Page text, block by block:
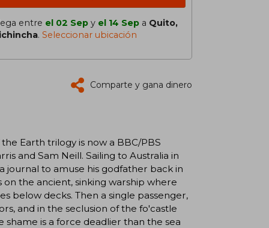
entre el 02 Sep y el 14 Sep a Quito,
. Seleccionar ubicación
Comparte y gana dinero
Earth trilogy is now a BBC/PBS
and Sam Neill. Sailing to Australia in
journal to amuse his godfather back in
the ancient, sinking warship where
below decks. Then a single passenger,
and in the seclusion of the fo'castle
is a force deadlier than the sea